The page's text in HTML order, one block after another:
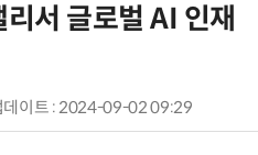
서 글로벌 AI 인재
데이트 : 2024-09-02 09:29